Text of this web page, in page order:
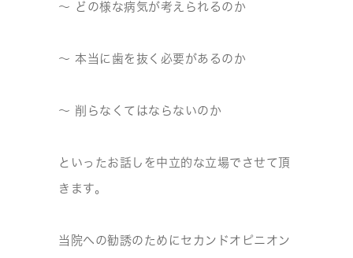
～ どの様な病気が考えられるのか
～ 本当に歯を抜く必要があるのか
～ 削らなくてはならないのか
といったお話しを中立的な立場でさせて頂
きます。
当院への勧誘のためにセカンドオピニオン